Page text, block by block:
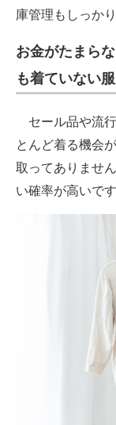
庫管理もしっか
お金がたまら
も着ていない服
セール品や流
とんど着る機会
取ってありませ
い確率が高いです